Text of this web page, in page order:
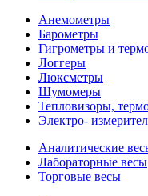
Анемометры
Барометры
Гигрометры и
Логгеры
Люксметры
Шумомеры
Тепловизоры,
Электро-
Аналитические
Лабораторные весы
Торговые весы